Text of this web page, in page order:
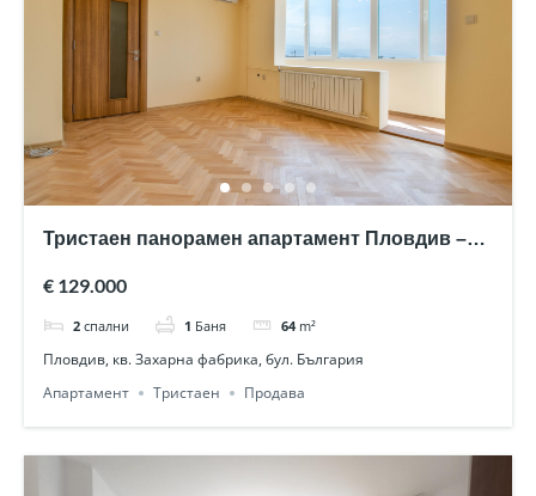
Тристаен панорамен апартамент Пловдив –
€ 129.000
2 спални 1 Баня 64 m²
Пловдив, кв. Захарна фабрика, бул. България
Апартамент
Тристаен Продава